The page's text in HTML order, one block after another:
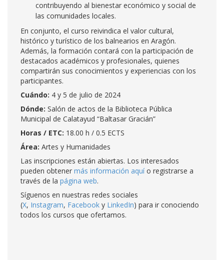
contribuyendo al bienestar económico y social de
las comunidades locales.
En conjunto, el curso reivindica el valor cultural,
histórico y turístico de los balnearios en Aragón.
Además, la formación contará con la participación de
destacados académicos y profesionales, quienes
compartirán sus conocimientos y experiencias con los
participantes.
Cuándo: 4 y 5 de julio de 2024
Dónde: Salón de actos de la Biblioteca Pública
Municipal de Calatayud “Baltasar Gracián”
Horas / ETC: 18.00 h / 0.5 ECTS
Área: Artes y Humanidades
Las inscripciones están abiertas. Los interesados
pueden obtener más información aquío registrarse a
través de la página web.
Síguenos en nuestras redes sociales
(X, Instagram, Facebook y LinkedIn) para ir conociendo
todos los cursos que ofertamos.